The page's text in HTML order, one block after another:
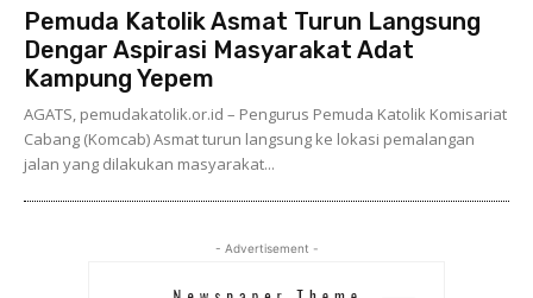
Pemuda Katolik Asmat Turun Langsung
Dengar Aspirasi Masyarakat Adat
Kampung Yepem
AGATS, pemudakatolik.or.id – Pengurus Pemuda Katolik Komisariat
Cabang (Komcab) Asmat turun langsung ke lokasi pemalangan
jalan yang dilakukan masyarakat...
- Advertisement -